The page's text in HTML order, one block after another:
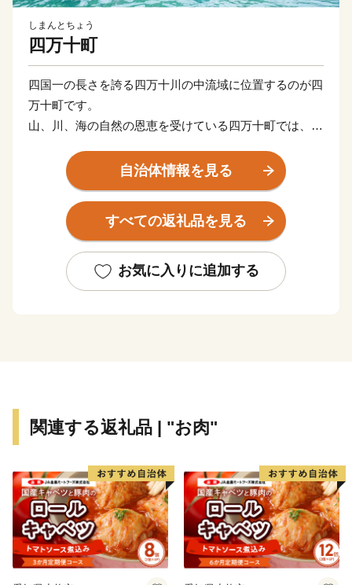
しまんとちょう
四万十町
四国一の長さを誇る四万十川の中流域に位置するのが四
万十町です。
山、川、海の自然の恩恵を受けている四万十町では、お
あります。
自治体情報を見る
すべての返礼品を見る
お気に入りに追加する
関連する返礼品 | "お肉"